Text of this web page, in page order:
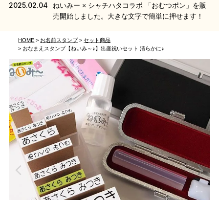
2025.02.04
ねいみー × シャチハタコラボ 「おむつポン」を販
売開始しました。大きな文字で簡単に押せます！
HOME お名前スタンプ
セット商品
おなまえスタンプ【ねいみ～♪】出産祝いセット 清らかに♪